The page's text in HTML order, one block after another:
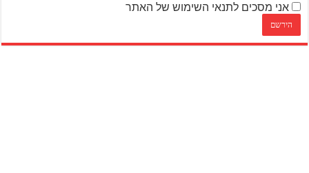
אני מסכים לתנאי השימוש של האתר